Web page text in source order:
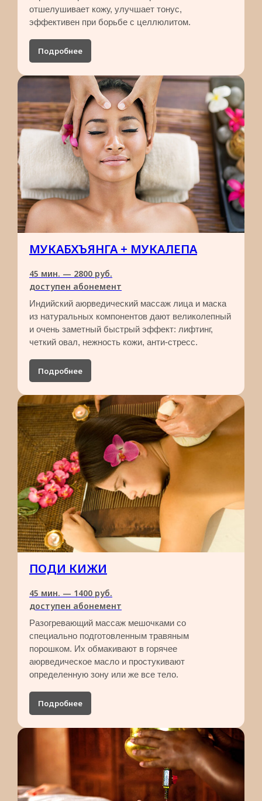
отшелушивает кожу, улучшает тонус,
эффективен при борьбе с целлюлитом.
Подробнее
МУКАБХЪЯНГА + МУКАЛЕПА
45 мин. — 2800 руб.​
доступен абонемент
Индийский аюрведический массаж лица и маска
из натуральных компонентов дают великолепный
и очень заметный быстрый эффект: лифтинг,
четкий овал, нежность кожи, анти-стресс.
Подробнее
ПОДИ КИЖИ
45 мин. — 1400 руб.​
доступен абонемент
Разогревающий массаж мешочками со
специально подготовленным травяным
порошком. Их обмакивают в горячее
аюрведическое масло и простукивают
определенную зону или же все тело.
Подробнее